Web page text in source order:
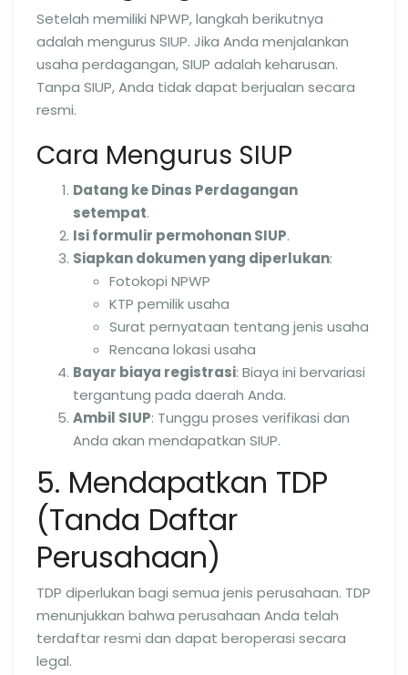
Setelah memiliki NPWP, langkah berikutnya
adalah mengurus SIUP. Jika Anda menjalankan
usaha perdagangan, SIUP adalah keharusan.
Tanpa SIUP, Anda tidak dapat berjualan secara
resmi.
Cara Mengurus SIUP
Datang ke Dinas Perdagangan
setempat.
Isi formulir permohonan SIUP.
Siapkan dokumen yang diperlukan:
Fotokopi NPWP
KTP pemilik usaha
Surat pernyataan tentang jenis usaha
Rencana lokasi usaha
Bayar biaya registrasi: Biaya ini bervariasi
tergantung pada daerah Anda.
Ambil SIUP: Tunggu proses verifikasi dan
Anda akan mendapatkan SIUP.
5. Mendapatkan TDP
(Tanda Daftar
Perusahaan)
TDP diperlukan bagi semua jenis perusahaan. TDP
menunjukkan bahwa perusahaan Anda telah
terdaftar resmi dan dapat beroperasi secara
legal.